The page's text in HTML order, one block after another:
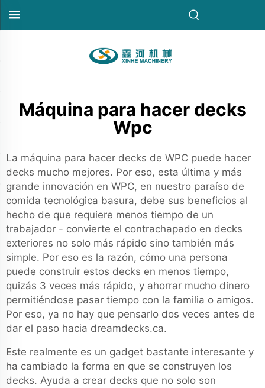
Máquina para hacer decks
Wpc
La máquina para hacer decks de WPC puede hacer
decks mucho mejores. Por eso, esta última y más
grande innovación en WPC, en nuestro paraíso de
comida tecnológica basura, debe sus beneficios al
hecho de que requiere menos tiempo de un
trabajador - convierte el contrachapado en decks
exteriores no solo más rápido sino también más
simple. Por eso es la razón, cómo una persona
puede construir estos decks en menos tiempo,
quizás 3 veces más rápido, y ahorrar mucho dinero
permitiéndose pasar tiempo con la familia o amigos.
Por eso, ya no hay que pensarlo dos veces antes de
dar el paso hacia dreamdecks.ca.
Este realmente es un gadget bastante interesante y
ha cambiado la forma en que se construyen los
decks. Ayuda a crear decks que no solo son